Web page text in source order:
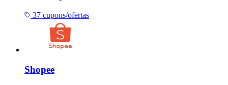
37 cupons/ofertas
Shopee